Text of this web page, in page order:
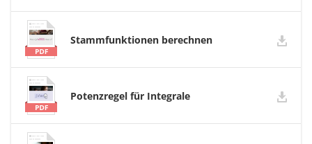
Stammfunktionen berechnen
Potenzregel für Integrale